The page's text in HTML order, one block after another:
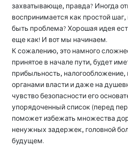
захватывающе, правда? Иногда
воспринимается как простой
быть проблема? Хорошая идея
еще как! И вот мы начинаем.
К сожалению, это намного
принятое в начале пути, будет
прибыльность, налогообложение,
органами власти и даже на
чувство безопасности его
упорядоченный список (перед
поможет избежать множества
ненужных задержек, головной
будущем.